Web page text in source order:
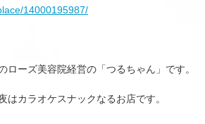
14000195987/
ローズ美容院経営の「つるちゃん」です。
カラオケスナックなるお店です。